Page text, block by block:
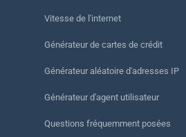
Vitesse de l'internet
Générateur de cartes de crédit
Générateur aléatoire d'adresses IP
Générateur d'agent utilisateur
Questions fréquemment posées